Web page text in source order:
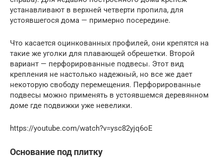
устанавливают в верхней четверти пропила, для
устоявшегося дома — примерно посередине.
Что касается оцинкованных профилей, они крепятся на
такие же уголки для плавающей обрешетки. Второй
вариант — перфорированные подвесы. Этот вид
крепления не настолько надежный, но все же дает
некоторую свободу перемещения. Перфорированные
подвесы можно применять в устоявшемся деревянном
доме где подвижки уже невелики.
https://youtube.com/watch?v=ysc82yjq6oE
Основание под плитку